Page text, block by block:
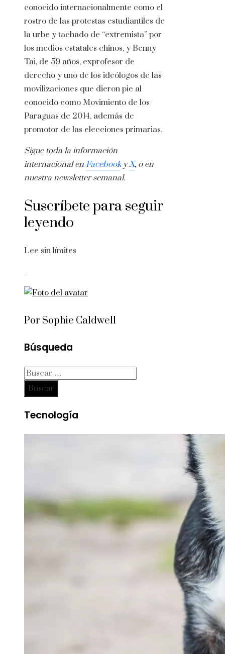
conocido internacionalmente como el
rostro de las protestas estudiantiles de
la urbe y tachado de “extremista” por
los medios estatales chinos, y Benny
Tai, de 59 años, exprofesor de
derecho y uno de los ideólogos de las
movilizaciones que dieron pie al
conocido como Movimiento de los
Paraguas de 2014, además de
promotor de las elecciones primarias.
Sigue toda la información
internacional en FacebookyX, o en
nuestra newsletter semanal.
Suscríbete para seguir
leyendo
Lee sin límites
Por Sophie Caldwell
Búsqueda
Buscar:
Tecnología